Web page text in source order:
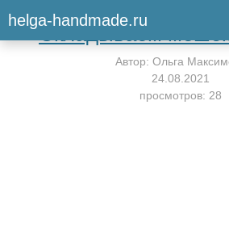
helga-handmade.ruВернуться к мастер-
Складываем
Автор: Ольга
24.08.2021
просмотров: 28